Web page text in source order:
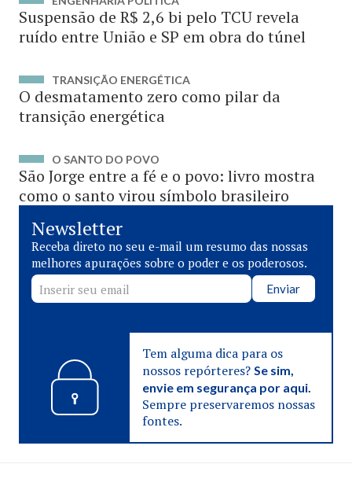
Suspensão de R$ 2,6 bi pelo TCU revela
ruído entre União e SP em obra do túnel
TRANSIÇÃO ENERGÉTICA
O desmatamento zero como pilar da
transição energética
O SANTO DO POVO
São Jorge entre a fé e o povo: livro mostra
como o santo virou símbolo brasileiro
Newsletter
Receba direto no seu e-mail um resumo das nossas
melhores apurações sobre o poder e os poderosos.
Enviar
Tem alguma dica para os
nossos repórteres? Se sim,
envie em segurança por aqui.
Sempre preservaremos nossas
fontes.